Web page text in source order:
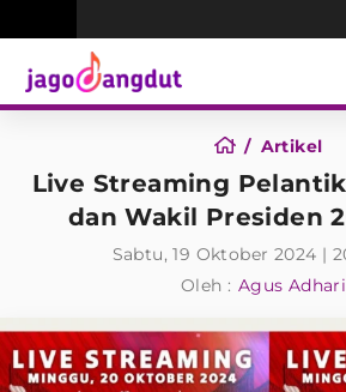
Artikel
Live Streaming
dan Wakil Presiden
Sabtu, 19 Oktober 2024 |
Oleh : Agus Adhari